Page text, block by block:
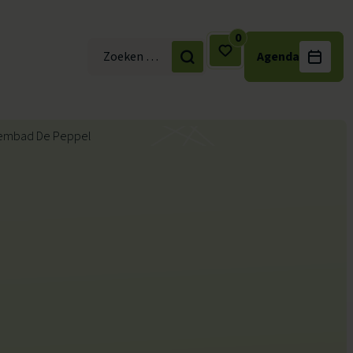
Zoek naar:
0
Agenda